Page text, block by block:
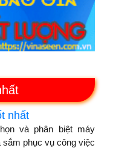
nhất
và phân biệt máy
phục vụ công việc